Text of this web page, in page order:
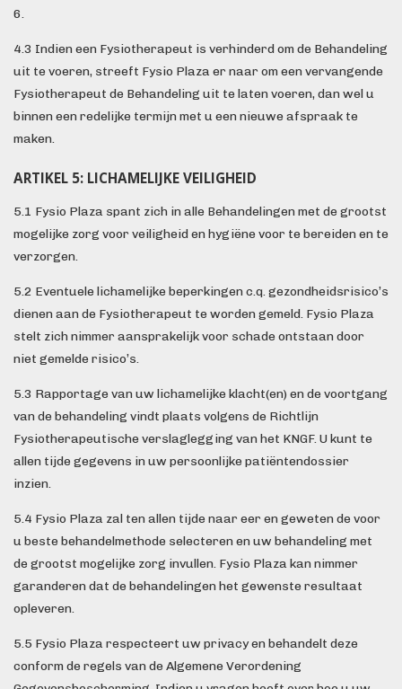
6.
4.3 Indien een Fysiotherapeut is verhinderd om de Behandeling
uit te voeren, streeft Fysio Plaza er naar om een vervangende
Fysiotherapeut de Behandeling uit te laten voeren, dan wel u
binnen een redelijke termijn met u een nieuwe afspraak te
maken.
ARTIKEL 5: LICHAMELIJKE VEILIGHEID
5.1 Fysio Plaza spant zich in alle Behandelingen met de grootst
mogelijke zorg voor veiligheid en hygiëne voor te bereiden en te
verzorgen.
5.2 Eventuele lichamelijke beperkingen c.q. gezondheidsrisico’s
dienen aan de Fysiotherapeut te worden gemeld. Fysio Plaza
stelt zich nimmer aansprakelijk voor schade ontstaan door
niet gemelde risico’s.
5.3 Rapportage van uw lichamelijke klacht(en) en de voortgang
van de behandeling vindt plaats volgens de Richtlijn
Fysiotherapeutische verslaglegging van het KNGF. U kunt te
allen tijde gegevens in uw persoonlijke patiëntendossier
inzien.
5.4 Fysio Plaza zal ten allen tijde naar eer en geweten de voor
u beste behandelmethode selecteren en uw behandeling met
de grootst mogelijke zorg invullen. Fysio Plaza kan nimmer
garanderen dat de behandelingen het gewenste resultaat
opleveren.
5.5 Fysio Plaza respecteert uw privacy en behandelt deze
conform de regels van de Algemene Verordening